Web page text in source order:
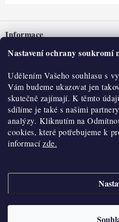
Nastavení ochrany soukromí
Udělením Vašeho souhlasu s
Vám budeme ukazovat jen
skutečně zajímají. K těmto
sdílíme je také s našimi
analýzy. Kliknutím na
cookies, které potřebujeme k
informacízde.
pInformace
Nepřevzetí zásilky na dobírku
Obchodní podmínky
Hodnocení obchodu
Blog
Moje objednávka
O nás
Historie
Kontakty
O nákupu
Reklamace a vratky
Výdejní místa
Velkoobchod